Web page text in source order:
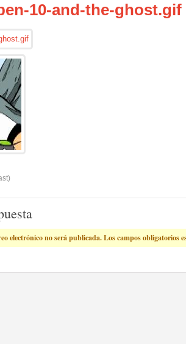
10-and-the-ghost.gif
electrónico no será publicada. Los campos obligatorios